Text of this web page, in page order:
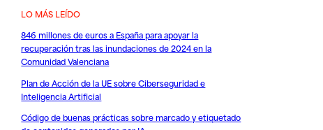
LO MÁS LEÍDO
846 millones de euros a España para apoyar la
recuperación tras las inundaciones de 2024 en la
Comunidad Valenciana
Plan de Acción de la UE sobre Ciberseguridad e
Inteligencia Artificial
Código de buenas prácticas sobre marcado y etiquetado